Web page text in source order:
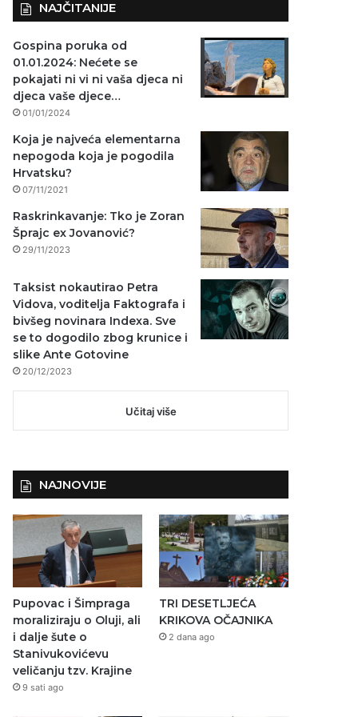
NAJČITANIJE
Gospina poruka od
01.01.2024: Nećete se
pokajati ni vi ni vaša djeca ni
djeca vaše djece…
01/01/2024
Koja je najveća elementarna
nepogoda koja je pogodila
Hrvatsku?
07/11/2021
Raskrinkavanje: Tko je Zoran
Šprajc ex Jovanović?
29/11/2023
Taksist nokautirao Petra
Vidova, voditelja Faktografa i
bivšeg novinara Indexa. Sve
se to dogodilo zbog krunice i
slike Ante Gotovine
20/12/2023
Učitaj više
NAJNOVIJE
Pupovac i Šimpraga
moraliziraju o Oluji, ali
i dalje šute o
Stanivukovićevu
veličanju tzv. Krajine
9 sati ago
TRI DESETLJEĆA
KRIKOVA OČAJNIKA
2 dana ago